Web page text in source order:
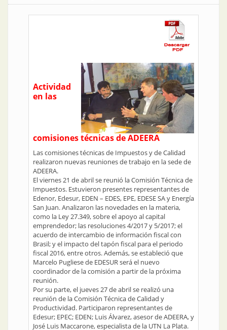
Actividad
en las
comisiones técnicas de ADEERA
Las comisiones técnicas de Impuestos y de Calidad
realizaron nuevas reuniones de trabajo en la sede de
ADEERA.
El viernes 21 de abril se reunió la Comisión Técnica de
Impuestos. Estuvieron presentes representantes de
Edenor, Edesur, EDEN – EDES, EPE, EDESE SA y Energía
San Juan. Analizaron las novedades en la materia,
como la Ley 27.349, sobre el apoyo al capital
emprendedor; las resoluciones 4/2017 y 5/2017; el
acuerdo de intercambio de información fiscal con
Brasil; y el impacto del tapón fiscal para el periodo
fiscal 2016, entre otros. Además, se estableció que
Marcelo Pugliese de EDESUR será el nuevo
coordinador de la comisión a partir de la próxima
reunión.
Por su parte, el jueves 27 de abril se realizó una
reunión de la Comisión Técnica de Calidad y
Productividad. Participaron representantes de
Edesur; EPEC; EDEN; Luis Álvarez, asesor de ADEERA, y
José Luis Maccarone, especialista de la UTN La Plata.